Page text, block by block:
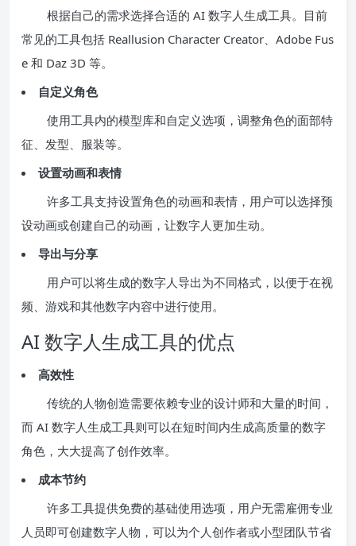
根据自己的需求选择合适的 AI 数字人生成工具。目前
常见的工具包括 Reallusion Character Creator、Adobe Fus
e 和 Daz 3D 等。
自定义角色
使用工具内的模型库和自定义选项，调整角色的面部特
征、发型、服装等。
设置动画和表情
许多工具支持设置角色的动画和表情，用户可以选择预
设动画或创建自己的动画，让数字人更加生动。
导出与分享
用户可以将生成的数字人导出为不同格式，以便于在视
频、游戏和其他数字内容中进行使用。
AI 数字人生成工具的优点
高效性
传统的人物创造需要依赖专业的设计师和大量的时间，
而 AI 数字人生成工具则可以在短时间内生成高质量的数字
角色，大大提高了创作效率。
成本节约
许多工具提供免费的基础使用选项，用户无需雇佣专业
人员即可创建数字人物，可以为个人创作者或小型团队节省